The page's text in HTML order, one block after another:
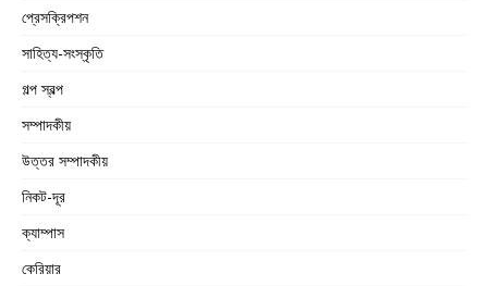
প্রেসক্রিপশন
সাহিত্য-সংস্কৃতি
গল্প স্বল্প
সম্পাদকীয়
উত্তর সম্পাদকীয়
নিকট-দূর
ক্যাম্পাস
কেরিয়ার